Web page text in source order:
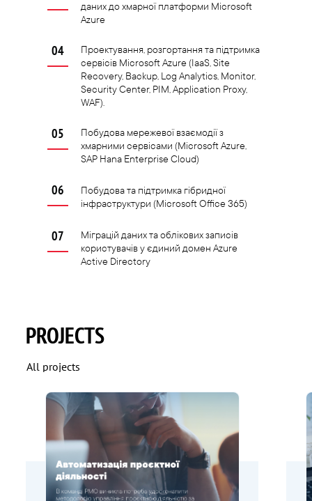
даних до хмарної платформи Microsoft
Azure
Проектування, розгортання та підтримка
сервісів Microsoft Azure (IaaS, Site
Recovery, Backup, Log Analytics, Monitor,
Security Center, PIM, Application Proxy,
WAF).
Побудова мережевої взаємодії з
хмарними сервісами (Microsoft Azure,
SAP Hana Enterprise Cloud)
Побудова та підтримка гібридної
інфраструктури (Microsoft Office 365)
Міграцій даних та облікових записів
користувачів у єдиний домен Azure
Active Directory
PROJECTS
All projects